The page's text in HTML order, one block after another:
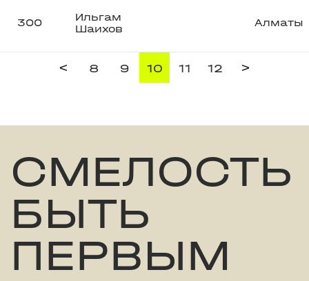
300
Ильгам
Шаихов
Алматы
< 8 9 10 11 12 >
СМЕЛОСТЬ
БЫТЬ
ПЕРВЫМ